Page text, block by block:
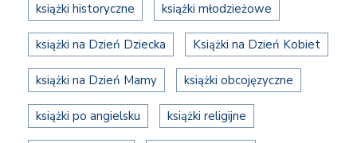
książki historyczne książki młodzieżowe
książki na Dzień Dziecka Książki na Dzień Kobiet
książki na Dzień Mamy książki obcojęzyczne
książki po angielsku książki religijne